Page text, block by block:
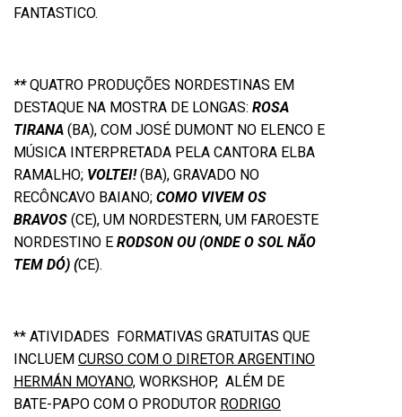
FANTASTICO.
**QUATRO PRODUÇÕES NORDESTINAS EM
DESTAQUE NA MOSTRA DE LONGAS: ROSA
TIRANA (BA), COM JOSÉ DUMONT NO ELENCO E
MÚSICA INTERPRETADA PELA CANTORA ELBA
RAMALHO; VOLTEI!(BA), GRAVADO NO
RECÔNCAVO BAIANO; COMO VIVEM OS
BRAVOS (CE), UM NORDESTERN, UM FAROESTE
NORDESTINO E RODSON OU (ONDE O SOL NÃO
TEM DÓ) (CE).
** ATIVIDADES FORMATIVAS GRATUITAS QUE
INCLUEM CURSO COM O DIRETOR ARGENTINO
HERMÁN MOYANO, WORKSHOP, ALÉM DE
BATE-PAPO COM O PRODUTOR RODRIGO